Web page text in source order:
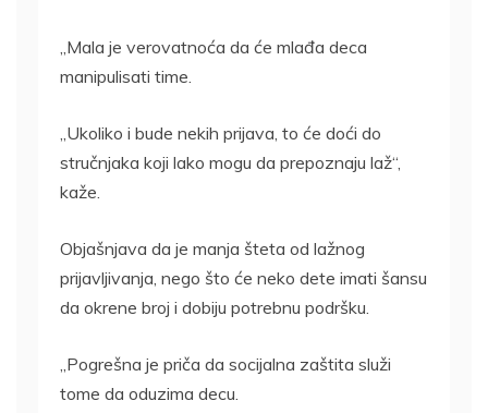
„Mala je verovatnoća da će mlađa deca
manipulisati time.
„Ukoliko i bude nekih prijava, to će doći do
stručnjaka koji lako mogu da prepoznaju laž“,
kaže.
Objašnjava da je manja šteta od lažnog
prijavljivanja, nego što će neko dete imati šansu
da okrene broj i dobiju potrebnu podršku.
„Pogrešna je priča da socijalna zaštita služi
tome da oduzima decu.